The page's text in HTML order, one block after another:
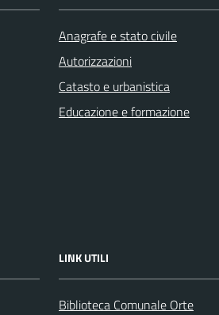
Anagrafe e stato civile
Autorizzazioni
Catasto e urbanistica
Educazione e formazione
LINK UTILI
Biblioteca Comunale Orte